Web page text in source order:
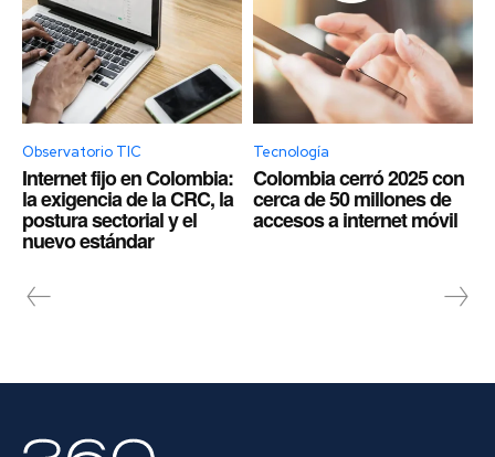
Observatorio TIC
Internet fijo en Colombia:
la exigencia de la CRC, la
postura sectorial y el
nuevo estándar
Tecnología
Colombia cerró 2025 con
cerca de 50 millones de
accesos a internet móvil